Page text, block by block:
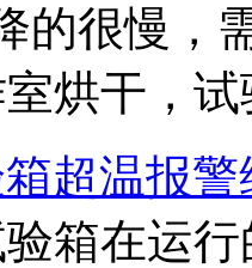
的很慢，
烘干，
超温报警
箱在运